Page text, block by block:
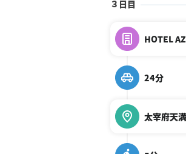
３日目
HOTEL
24分
太宰府天